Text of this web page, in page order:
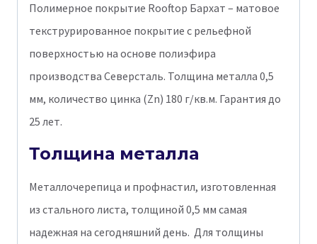
Полимерное покрытие Rooftop Бархат – матовое
текструрированное покрытие с рельефной
поверхностью на основе полиэфира
производства Северсталь. Толщина металла 0,5
мм, количество цинка (Zn) 180 г/кв.м. Гарантия до
25 лет.
Толщина металла
Металлочерепица и профнастил, изготовленная
из стального листа, толщиной 0,5 мм самая
надежная на сегодняшний день. Для толщины